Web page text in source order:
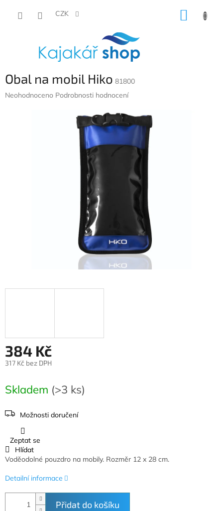
CZK
Obal na mobil Hiko 81800
Průměrné
Neohodnoceno Podrobnosti hodnocení
384 Kč
317 Kč bez DPH
cena:
Skladem (>3 ks)
Možnosti doručení
Přidat do košíku
Voděodolné pouzdro na mobily. Rozměr 12 x 28 cm.
Detailní informace
Zeptat se
Hlídat